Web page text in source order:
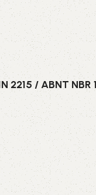
/ ABNT NBR